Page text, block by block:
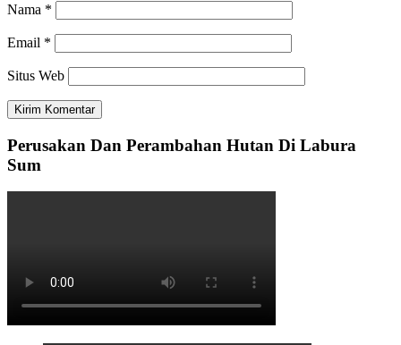
Nama *
Email *
Situs Web
Perusakan Dan Perambahan Hutan Di Labura
Sum